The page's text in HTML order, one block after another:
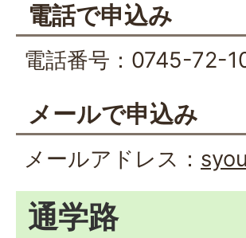
電話で申込み
電話番号：0745-72-
メールで申込み
メールアドレス：
通学路